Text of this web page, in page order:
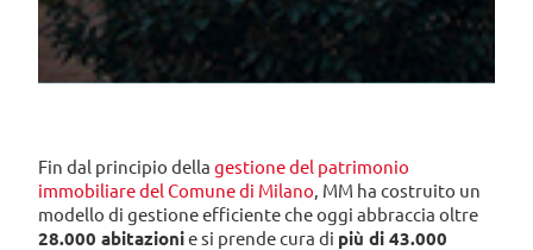
Fin dal principio dellagestione del patrimonio
immobiliare del Comune di Milano, MM ha costruito un
modello di gestione efficiente che oggi abbraccia oltre
28.000 abitazionie si prende cura di più di 43.000